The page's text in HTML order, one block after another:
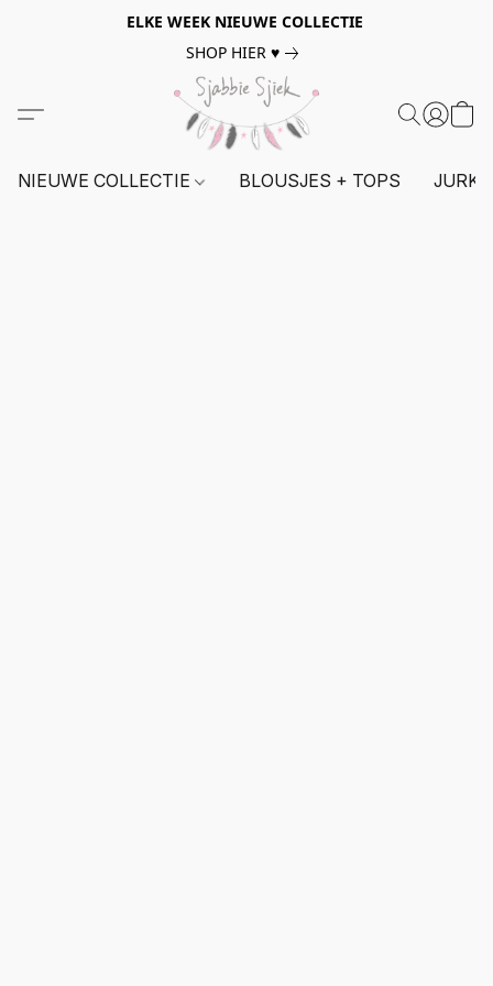
ELKE WEEK NIEUWE COLLECTIE
SHOP HIER ♥
NIEUWE COLLECTIE BLOUSJES + TOPS